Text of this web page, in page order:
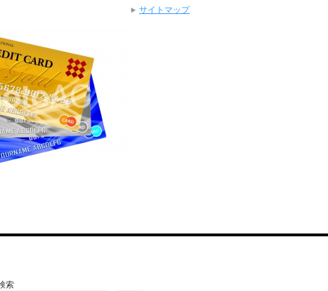
索
サイトマップ